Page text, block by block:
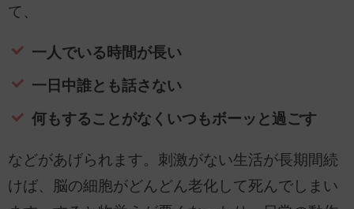
て、
一人でいる時間が長い
一日中誰とも話さない
何もすることがなくいつもボーッと過ごす
などがあげられます。刺激がない生活が長期間続
けば、脳の細胞がどんどん老化して死んでしまい